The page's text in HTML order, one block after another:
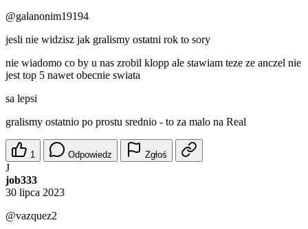
@galanonim19194
jesli nie widzisz jak gralismy ostatni rok to sory
nie wiadomo co by u nas zrobil klopp ale stawiam teze ze anczel nie
jest top 5 nawet obecnie swiata
sa lepsi
gralismy ostatnio po prostu srednio - to za malo na Real
1 Odpowiedz Zgłoś
J
job333
30 lipca 2023
@vazquez2